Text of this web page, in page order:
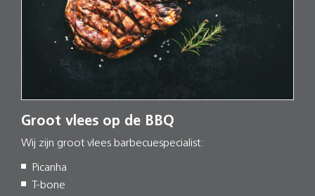
Groot vlees op de BBQ
Wij zijn groot vlees barbecuespecialist:
Picanha
T-bone